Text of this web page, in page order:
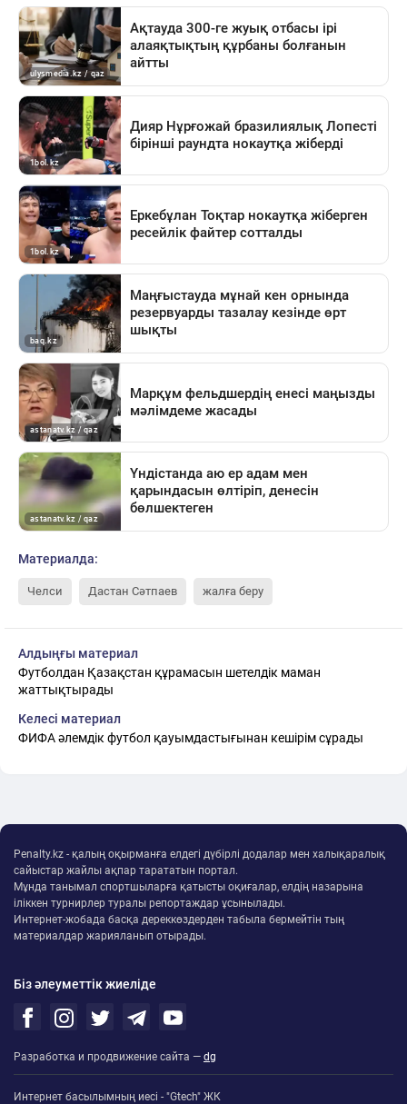
Материалда:
Челси Дастан Сәтпаев жалға беру
Алдыңғы материал
Футболдан Қазақстан құрамасын шетелдік маман
жаттықтырады
Келесі материал
ФИФА әлемдік футбол қауымдастығынан кешірім сұрады
Penalty.kz - қалың оқырманға елдегі дүбірлі додалар мен халықаралық
сайыстар жайлы ақпар тарататын портал.
Мұнда танымал спортшыларға қатысты оқиғалар, елдің назарына
іліккен турнирлер туралы репортаждар ұсынылады.
Интернет-жобада басқа дереккөздерден табыла бермейтін тың
материалдар жарияланып отырады.
Біз әлеуметтік жиеліде
Разработка и продвижение сайта — dg
Интернет басылымның иесі - "Gtech" ЖК